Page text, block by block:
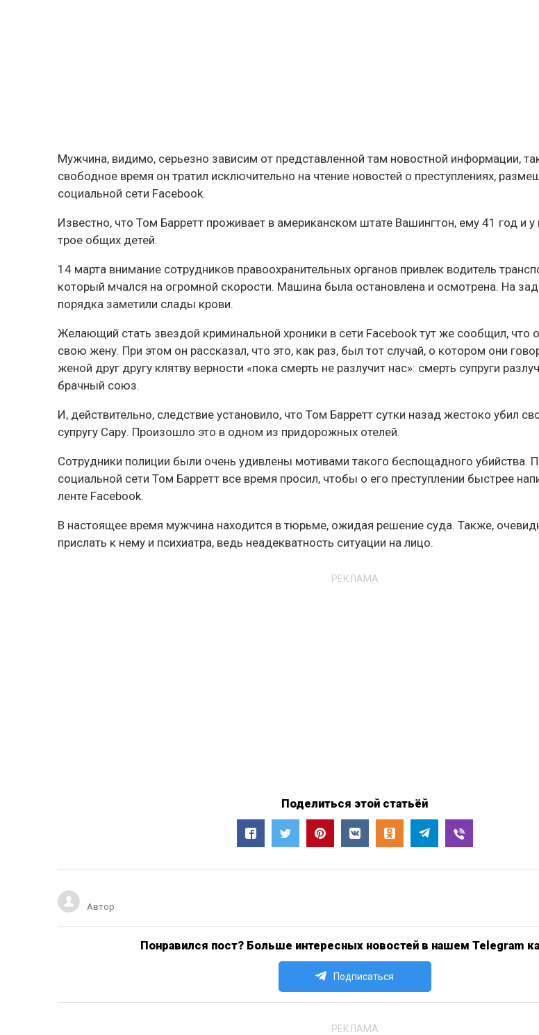
Мужчина, видимо, серьезно зависим от представленной там новостной информации,
свободное время он тратил исключительно на чтение новостей о преступлениях,
социальной сети Facebook.
Известно, что Том Барретт проживает в американском штате Вашингтон, ему 41 год и
трое общих детей.
14 марта внимание сотрудников правоохранительных органов привлек водитель
который мчался на огромной скорости. Машина была остановлена и осмотрена. На
порядка заметили слады крови.
Желающий стать звездой криминальной хроники в сети Facebook тут же сообщил, что
свою жену. При этом он рассказал, что это, как раз, был тот случай, о котором они
женой друг другу клятву верности «пока смерть не разлучит нас»: смерть супруги
брачный союз.
И, действительно, следствие установило, что Том Барретт сутки назад жестоко убил
супругу Сару. Произошло это в одном из придорожных отелей.
Сотрудники полиции были очень удивлены мотивами такого беспощадного убийства.
социальной сети Том Барретт все время просил, чтобы о его преступлении быстрее
ленте Facebook.
В настоящее время мужчина находится в тюрьме, ожидая решение суда. Также,
прислать к нему и психиатра, ведь неадекватность ситуации на лицо.
РЕКЛАМА
Поделиться этой статьёй
Автор
Понравился пост? Больше интересных новостей в нашем Telegram
Подписаться
РЕКЛАМА